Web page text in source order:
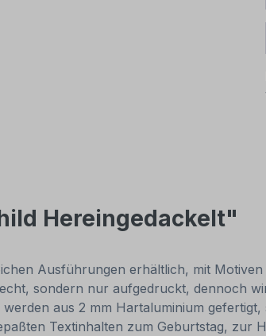
Hereingedackelt"
Ausführungen erhältlich, mit
sondern nur aufgedruckt, dennoch
aus 2 mm Hartaluminium
Textinhalten zum Geburtstag, zur